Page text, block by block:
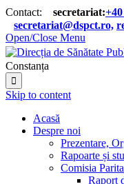
Contact: secretariat:
secretariat@dspct.ro,
Open/Close Menu
Constanța

Skip to content
Acasă
Despre noi
Prezentare,
Rapoarte și
Comisia
Raport